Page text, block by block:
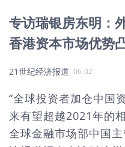
专访瑞银房东明：
香港资本市场优势
21世纪经济报道 06-02
“全球投资者加仓中国
来有望超越2021年的
全球金融市场部中国